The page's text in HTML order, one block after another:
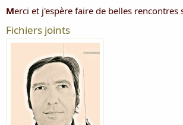
n
Merci et j'espère faire de belles rencontres
Fichiers joints